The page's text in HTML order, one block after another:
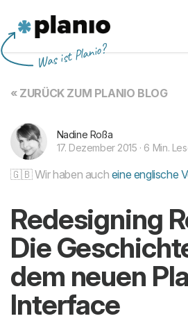
Was ist Planio?
Planio
Preise &
« ZURÜCK ZUM PLANIO BLOG
Nadine Roßa
17. Dezember 2015 · 6 Min.
🇬🇧 Wir haben auch eine englische
Redesigning
Die
dem neuen
Interface